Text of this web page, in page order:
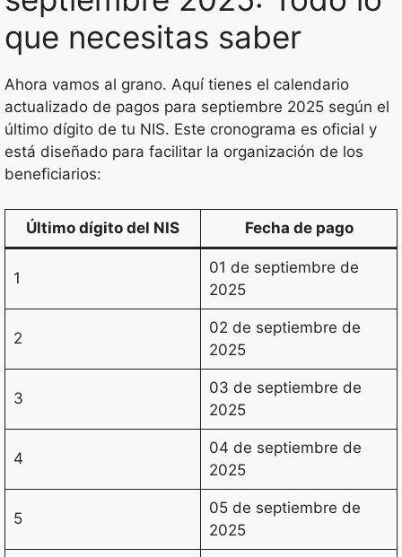
que necesitas saber
Ahora vamos al grano. Aquí tienes el calendario
actualizado de pagos para septiembre 2025 según el
último dígito de tu NIS. Este cronograma es oficial y
está diseñado para facilitar la organización de los
beneficiarios:
Último dígito del NIS Fecha de pago
1
01 de septiembre de
2025
2
02 de septiembre de
2025
3
03 de septiembre de
2025
4
04 de septiembre de
2025
5
05 de septiembre de
2025